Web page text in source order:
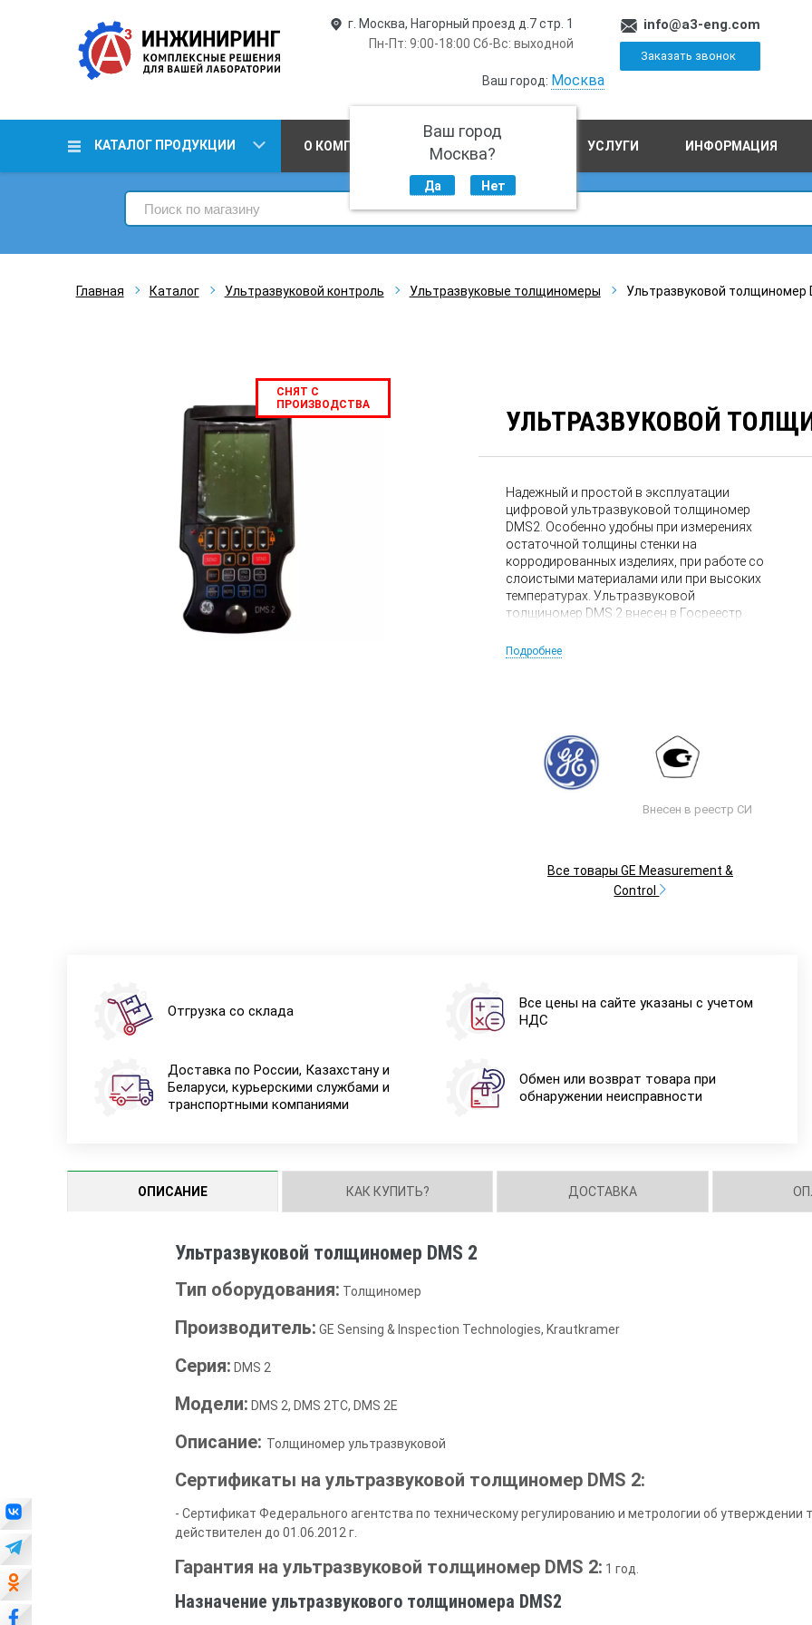
г. Москва, Нагорный проезд д.7 стр. 1
Пн-Пт: 9:00-18:00 Сб-Вс: выходной
Ваш город: Москва
Ваш город
Москва?
Да Нет
info@a3-eng.com
Заказать звонок
КАТАЛОГ ПРОДУКЦИИ О КОМПАНИИ ПРОИЗВОДСТВО УСЛУГИ ИНФОРМАЦИЯ
Главная Каталог Ультразвуковой контроль Ультразвуковые толщиномеры Ультразвуковой толщиномер
СНЯТ С
ПРОИЗВОДСТВА
УЛЬТРАЗВУКОВОЙ
Надежный и простой в эксплуатации
цифровой ультразвуковой толщиномер
DMS2. Особенно удобны при измерениях
остаточной толщины стенки на
корродированных изделиях, при работе со
слоистыми материалами или при высоких
температурах. Ультразвуковой
толщиномер DMS 2 внесен в Госреестр
Подробнее
Внесен в реестр СИ
Все товары GE Measurement &
Control
Отгрузка со склада
Все цены на сайте указаны с учетом
НДС
Доставка по России, Казахстану и
Беларуси, курьерскими службами и
транспортными компаниями
Обмен или возврат товара при
обнаружении неисправности
ОПИСАНИЕ КАК КУПИТЬ? ДОСТАВКА
Ультразвуковой толщиномер DMS 2
Тип оборудования: Толщиномер
Производитель: GE Sensing & Inspection Technologies, Krautkramer
Серия: DMS 2
Модели: DMS 2, DMS 2TC, DMS 2E
Описание: Толщиномер ультразвуковой
Сертификаты на ультразвуковой толщиномер DMS 2:
- Сертификат Федерального агентства по техническому регулированию и метрологии об
действителен до 01.06.2012 г.
Гарантия на ультразвуковой толщиномер DMS 2: 1 год.
Назначение ультразвукового толщиномера DMS2